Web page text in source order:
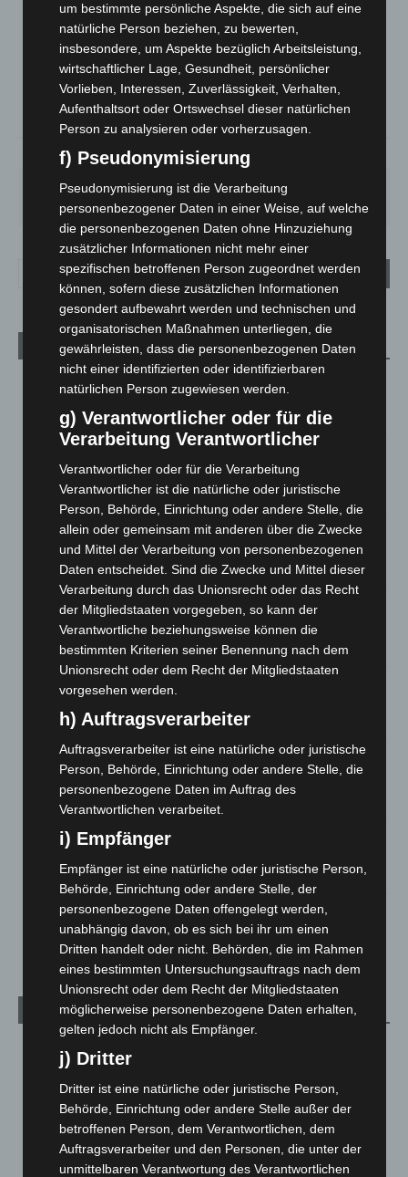
LANGENHAGEN
Klarer Himmel
20.9°C 21.6°
20.5°
51% 1.8m/s
SA.
21°
SO.
34°
MO.
29°
DI.
23° 26°
Aktuelle Beiträge
Werke im Jacques’ Wein-Depot Isernhagen
8. August 2026
und Bothfeld
8. August 2026
Niedersachsen: Feuerwehrkräfte kehren nach
Waldbrandeinsatz aus Spanien zurück
7. August 2026
Hannover: Erste Tigermücken-Population in Niedersachsen
entdeckt
7. August 2026
Brand im „Haus der Begegnung“ in Neuwarmbüchen schnell
6. August 2026
Region Hannover: 21 neue Notfallsanitäter starten beim
Roten Kreuz
5. August 2026
Mann läuft mit Hockeyschläger über A7 – Polizei sucht
5. August 2026
Celle: Mensch stirbt bei Bagger-Unfall auf Baustelle
5. August 2026
Kategorien
Blaulicht
Hannover und Region
5.039
Langenhagen und Ortsteile
Leserbriefe
um bestimmte persönliche Aspekte, die sich auf eine
natürliche Person beziehen, zu bewerten,
insbesondere, um Aspekte bezüglich Arbeitsleistung,
wirtschaftlicher Lage, Gesundheit, persönlicher
Vorlieben, Interessen, Zuverlässigkeit, Verhalten,
Aufenthaltsort oder Ortswechsel dieser natürlichen
Person zu analysieren oder vorherzusagen.
f) Pseudonymisierung
Pseudonymisierung ist die Verarbeitung
personenbezogener Daten in einer Weise, auf welche
die personenbezogenen Daten ohne Hinzuziehung
zusätzlicher Informationen nicht mehr einer
spezifischen betroffenen Person zugeordnet werden
können, sofern diese zusätzlichen Informationen
gesondert aufbewahrt werden und technischen und
organisatorischen Maßnahmen unterliegen, die
gewährleisten, dass die personenbezogenen Daten
nicht einer identifizierten oder identifizierbaren
natürlichen Person zugewiesen werden.
g) Verantwortlicher oder für die
Verarbeitung Verantwortlicher
Verantwortlicher oder für die Verarbeitung
Verantwortlicher ist die natürliche oder juristische
Person, Behörde, Einrichtung oder andere Stelle, die
allein oder gemeinsam mit anderen über die Zwecke
und Mittel der Verarbeitung von personenbezogenen
Daten entscheidet. Sind die Zwecke und Mittel dieser
Verarbeitung durch das Unionsrecht oder das Recht
der Mitgliedstaaten vorgegeben, so kann der
Verantwortliche beziehungsweise können die
bestimmten Kriterien seiner Benennung nach dem
Unionsrecht oder dem Recht der Mitgliedstaaten
vorgesehen werden.
h) Auftragsverarbeiter
Auftragsverarbeiter ist eine natürliche oder juristische
Person, Behörde, Einrichtung oder andere Stelle, die
personenbezogene Daten im Auftrag des
Verantwortlichen verarbeitet.
i) Empfänger
Empfänger ist eine natürliche oder juristische Person,
Behörde, Einrichtung oder andere Stelle, der
personenbezogene Daten offengelegt werden,
unabhängig davon, ob es sich bei ihr um einen
Dritten handelt oder nicht. Behörden, die im Rahmen
eines bestimmten Untersuchungsauftrags nach dem
Unionsrecht oder dem Recht der Mitgliedstaaten
möglicherweise personenbezogene Daten erhalten,
gelten jedoch nicht als Empfänger.
j) Dritter
Dritter ist eine natürliche oder juristische Person,
Behörde, Einrichtung oder andere Stelle außer der
betroffenen Person, dem Verantwortlichen, dem
Auftragsverarbeiter und den Personen, die unter der
unmittelbaren Verantwortung des Verantwortlichen